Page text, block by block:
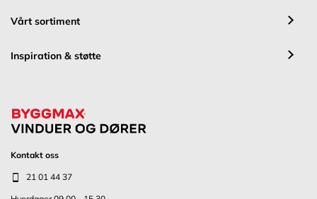
Vårt sortiment
Inspiration & støtte
Kontakt oss
21 01 44 37